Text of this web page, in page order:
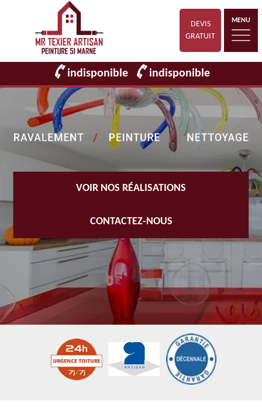
DEVIS
GRATUIT
MENU
indisponible indisponible
VOIR NOS RÉALISATIONS
CONTACTEZ-NOUS